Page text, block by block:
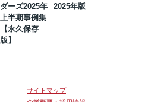
ダーズ2025年
上半期事例集
【永久保存
版】
2025年版
サイトマップ